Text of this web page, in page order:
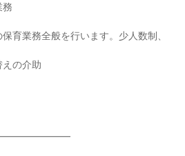
務
育業務全般を行います。少人数制、
えの介助